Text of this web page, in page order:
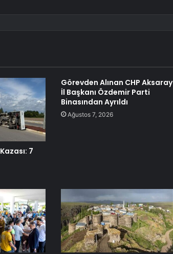
7
Görevden Alınan CHP Aksaray
İl Başkanı Özdemir Parti
Binasından Ayrıldı
Ağustos 7, 2026